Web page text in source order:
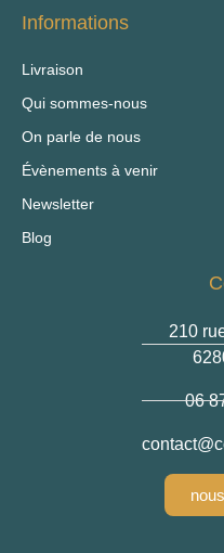
Informations
Livraison
Qui sommes-nous
On parle de nous
Évènements à venir
Newsletter
Blog
210
06
contact